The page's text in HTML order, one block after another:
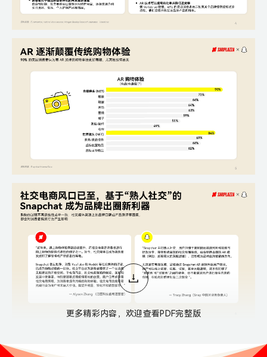
更多精彩内容，欢迎查看PDF完整版